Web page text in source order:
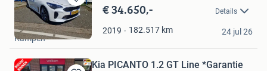
Bewaren
in
Mijn
Favorieten
€ 34.650,- Details
2019 182.517 km
Autohandel Bunt
Kampen
24 jul 26
Kia PICANTO 1.2 GT Line *Garantie